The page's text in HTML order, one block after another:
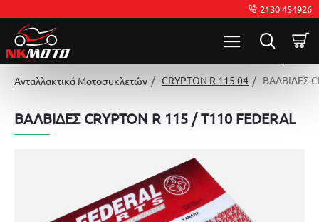
2130 454926
Ανταλλακτικά Μοτοσυκλετών CRYPTON R 115 04 ΒΑΛΒΙΔΕΣ
ΒΑΛΒΙΔΕΣ CRYPTON R 115 / T110 FEDERAL